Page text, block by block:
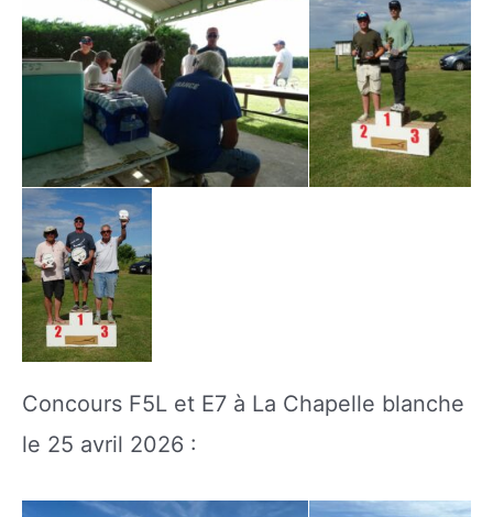
Concours F5L et E7 à La Chapelle blanche
le 25 avril 2026 :